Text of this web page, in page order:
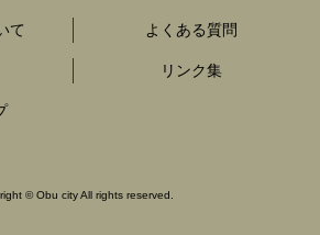
て よくある質問
リンク集
©Obu city All rights reserved.